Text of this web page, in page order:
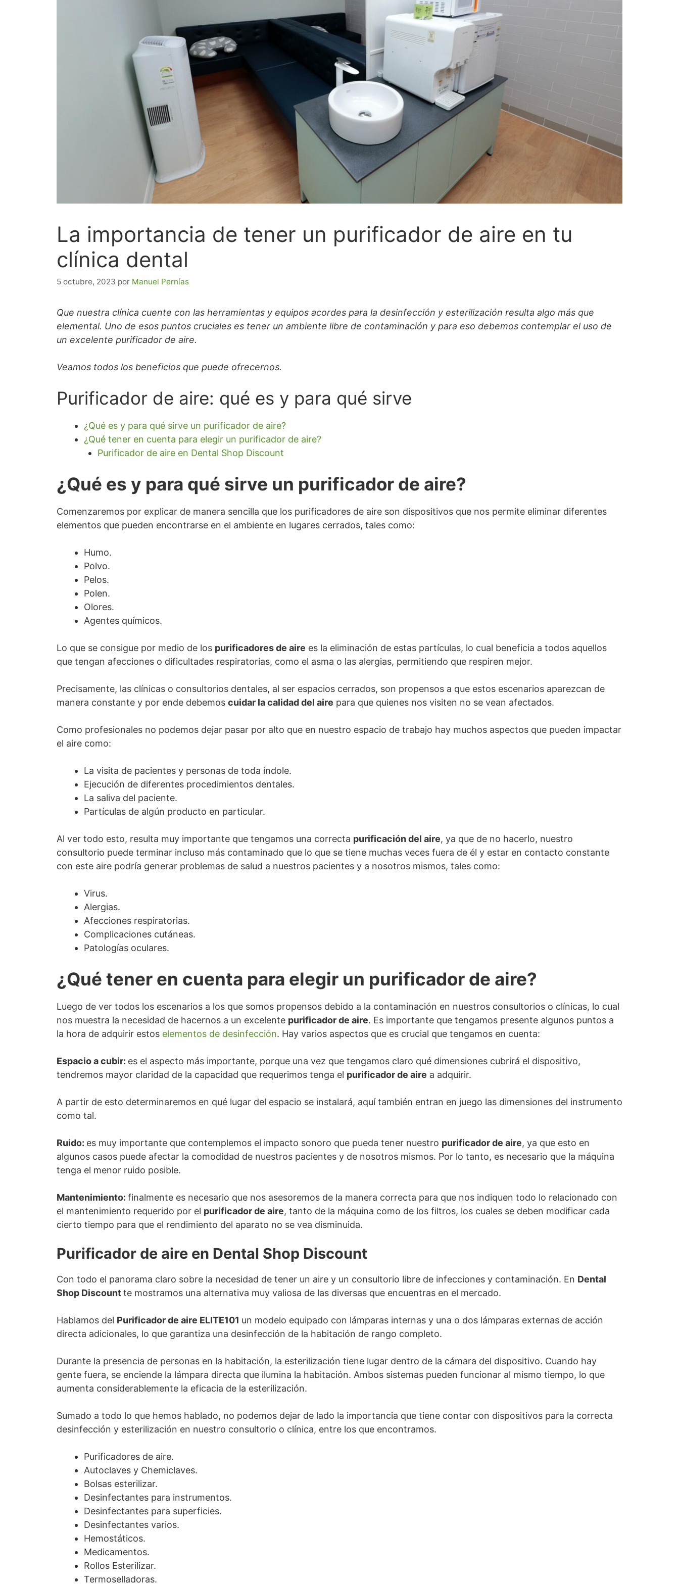
La importancia de tener un purificador de aire en tu
clínica dental
5 octubre, 2023 por Manuel Pernías
Que nuestra clínica cuente con las herramientas y equipos acordes para la desinfección y esterilización resulta algo más que
elemental. Uno de esos puntos cruciales es tener un ambiente libre de contaminación y para eso debemos contemplar el uso de
un excelente purificador de aire.
Veamos todos los beneficios que puede ofrecernos.
Purificador de aire: qué es y para qué sirve
¿Qué es y para qué sirve un purificador de aire?
¿Qué tener en cuenta para elegir un purificador de aire?
Purificador de aire en Dental Shop Discount
¿Qué es y para qué sirve un purificador de aire?
Comenzaremos por explicar de manera sencilla que los purificadores de aire son dispositivos que nos permite eliminar diferentes
elementos que pueden encontrarse en el ambiente en lugares cerrados, tales como:
Humo.
Polvo.
Pelos.
Polen.
Olores.
Agentes químicos.
Lo que se consigue por medio de los purificadores de aire es la eliminación de estas partículas, lo cual beneficia a todos aquellos
que tengan afecciones o dificultades respiratorias, como el asma o las alergias, permitiendo que respiren mejor.
Precisamente, las clínicas o consultorios dentales, al ser espacios cerrados, son propensos a que estos escenarios aparezcan de
manera constante y por ende debemos cuidar la calidad del aire para que quienes nos visiten no se vean afectados.
Como profesionales no podemos dejar pasar por alto que en nuestro espacio de trabajo hay muchos aspectos que pueden impactar
el aire como:
La visita de pacientes y personas de toda índole.
Ejecución de diferentes procedimientos dentales.
La saliva del paciente.
Partículas de algún producto en particular.
Al ver todo esto, resulta muy importante que tengamos una correcta purificación del aire, ya que de no hacerlo, nuestro
consultorio puede terminar incluso más contaminado que lo que se tiene muchas veces fuera de él y estar en contacto constante
con este aire podría generar problemas de salud a nuestros pacientes y a nosotros mismos, tales como:
Virus.
Alergias.
Afecciones respiratorias.
Complicaciones cutáneas.
Patologías oculares.
¿Qué tener en cuenta para elegir un purificador de aire?
Luego de ver todos los escenarios a los que somos propensos debido a la contaminación en nuestros consultorios o clínicas, lo cual
nos muestra la necesidad de hacernos a un excelente purificador de aire. Es importante que tengamos presente algunos puntos a
la hora de adquirir estos elementos de desinfección. Hay varios aspectos que es crucial que tengamos en cuenta:
Espacio a cubir: es el aspecto más importante, porque una vez que tengamos claro qué dimensiones cubrirá el dispositivo,
tendremos mayor claridad de la capacidad que requerimos tenga el purificador de aire a adquirir.
A partir de esto determinaremos en qué lugar del espacio se instalará, aquí también entran en juego las dimensiones del instrumento
como tal.
Ruido: es muy importante que contemplemos el impacto sonoro que pueda tener nuestro purificador de aire, ya que esto en
algunos casos puede afectar la comodidad de nuestros pacientes y de nosotros mismos. Por lo tanto, es necesario que la máquina
tenga el menor ruido posible.
Mantenimiento: finalmente es necesario que nos asesoremos de la manera correcta para que nos indiquen todo lo relacionado con
el mantenimiento requerido por el purificador de aire, tanto de la máquina como de los filtros, los cuales se deben modificar cada
cierto tiempo para que el rendimiento del aparato no se vea disminuida.
Purificador de aire en Dental Shop Discount
Con todo el panorama claro sobre la necesidad de tener un aire y un consultorio libre de infecciones y contaminación. En Dental
Shop Discountte mostramos una alternativa muy valiosa de las diversas que encuentras en el mercado.
Hablamos del Purificador de aire ELITE101 un modelo equipado con lámparas internas y una o dos lámparas externas de acción
directa adicionales, lo que garantiza una desinfección de la habitación de rango completo.
Durante la presencia de personas en la habitación, la esterilización tiene lugar dentro de la cámara del dispositivo. Cuando hay
gente fuera, se enciende la lámpara directa que ilumina la habitación. Ambos sistemas pueden funcionar al mismo tiempo, lo que
aumenta considerablemente la eficacia de la esterilización.
Sumado a todo lo que hemos hablado, no podemos dejar de lado la importancia que tiene contar con dispositivos para la correcta
desinfección y esterilización en nuestro consultorio o clínica, entre los que encontramos.
Purificadores de aire.
Autoclaves y Chemiclaves.
Bolsas esterilizar.
Desinfectantes para instrumentos.
Desinfectantes para superficies.
Desinfectantes varios.
Hemostáticos.
Medicamentos.
Rollos Esterilizar.
Termoselladoras.